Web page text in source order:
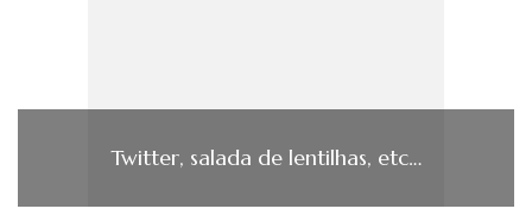
Twitter, salada de lentilhas, etc…